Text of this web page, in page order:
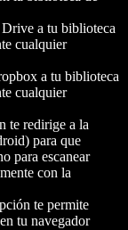
a tu biblioteca
cualquier
a tu biblioteca
cualquier
te redirige a la
para que
para escanear
con la
te permite
tu navegador